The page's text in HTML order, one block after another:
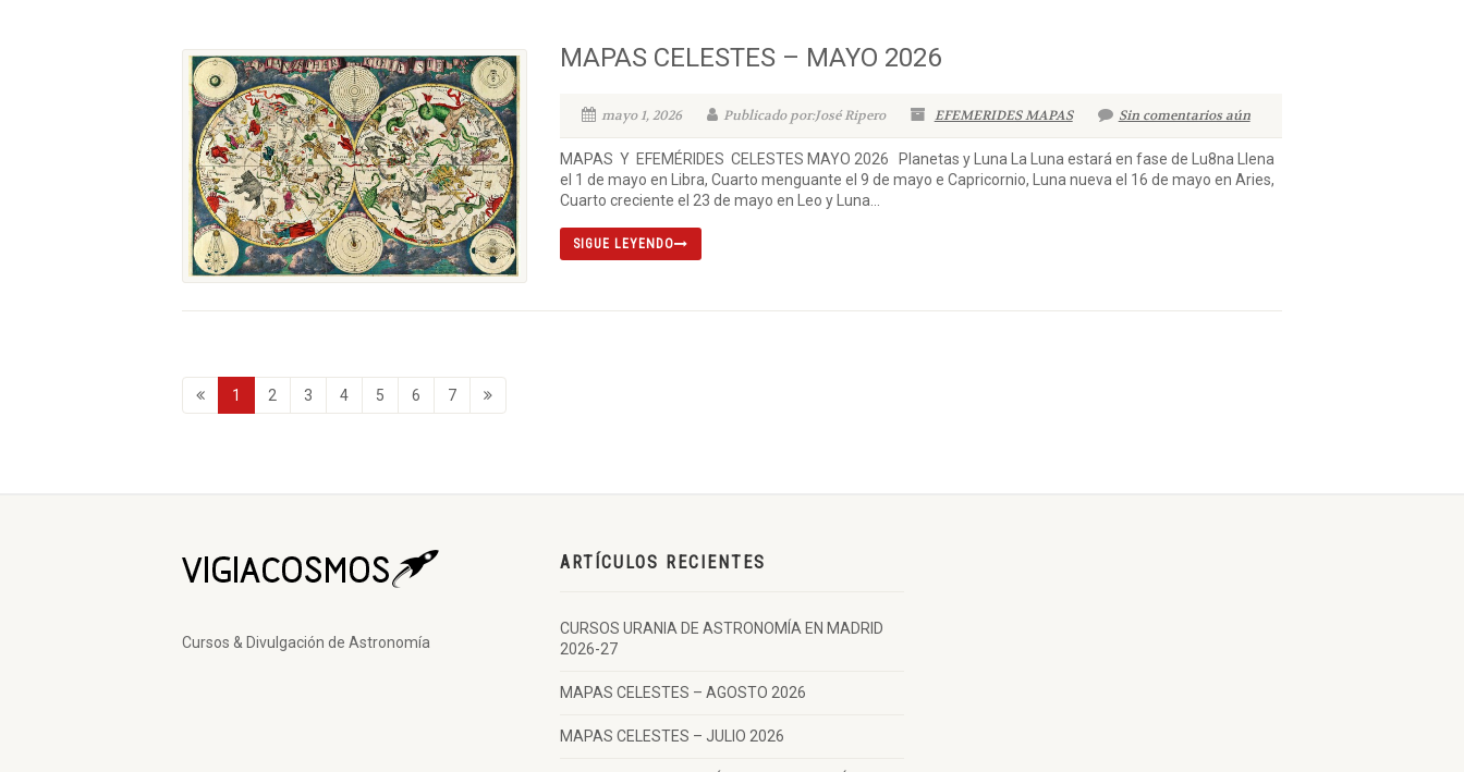
MAPAS CELESTES – MAYO 2026
mayo 1, 2026 Publicado por:José Ripero EFEMERIDES MAPAS Sin comentarios aún
MAPAS Y EFEMÉRIDES CELESTES MAYO 2026 Planetas y Luna La Luna estará en fase de Lu8na Llena
el 1 de mayo en Libra, Cuarto menguante el 9 de mayo e Capricornio, Luna nueva el 16 de mayo en Aries,
Cuarto creciente el 23 de mayo en Leo y Luna...
SIGUE LEYENDO
1 2 3 4 5 6 7
Cursos & Divulgación de Astronomía
ARTÍCULOS RECIENTES
CURSOS URANIA DE ASTRONOMÍA EN MADRID
2026-27
MAPAS CELESTES – AGOSTO 2026
MAPAS CELESTES – JULIO 2026